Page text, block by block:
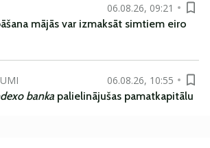
06.08.26, 09:21
mājās var izmaksāt simtiem eiro
06.08.26, 10:55
banka palielinājušas pamatkapitālu